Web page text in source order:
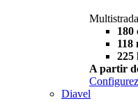
180
118
225
A partir
Diavel